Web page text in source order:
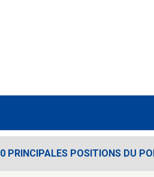
PRINCIPALES POSITIONS DU